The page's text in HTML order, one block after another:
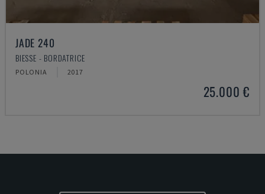
JADE 240
BIESSE - BORDATRICE
POLONIA 2017
25.000 €